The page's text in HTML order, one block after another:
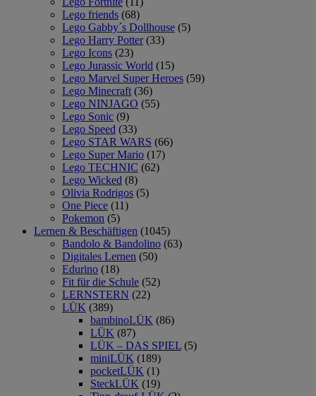
Lego friends (68)
Lego Gabby´s Dollhouse (5)
Lego Harry Potter (33)
Lego Icons (23)
Lego Jurassic World (15)
Lego Marvel Super Heroes (59)
Lego Minecraft (36)
Lego NINJAGO (55)
Lego Sonic (9)
Lego Speed (33)
Lego STAR WARS (66)
Lego Super Mario (17)
Lego TECHNIC (62)
Lego Wicked (8)
Olivia Rodrigos (5)
One Piece (11)
Pokemon (5)
Lernen & Beschäftigen (1045)
Bandolo & Bandolino (63)
Digitales Lernen (50)
Edurino (18)
Fit für die Schule (52)
LERNSTERN (22)
LÜK (389)
bambinoLÜK (86)
LÜK (87)
LÜK – DAS SPIEL (5)
miniLÜK (189)
pocketLÜK (1)
SteckLÜK (19)